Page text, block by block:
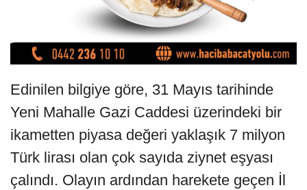
Edinilen bilgiye göre, 31 Mayıs tarihinde
Yeni Mahalle Gazi Caddesi üzerindeki bir
ikametten piyasa değeri yaklaşık 7 milyon
Türk lirası olan çok sayıda ziynet eşyası
çalındı. Olayın ardından harekete geçen İl